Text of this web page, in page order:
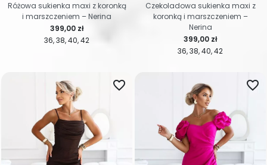
36 38 40 42
Cena
399,00 zł
Różowa sukienka maxi z koronką
i marszczeniem – Nerina
36 38 40 42
Cena
399,00 zł
Czekoladowa sukienka maxi z
koronką i marszczeniem –
Nerina
favorite_border favorite_border